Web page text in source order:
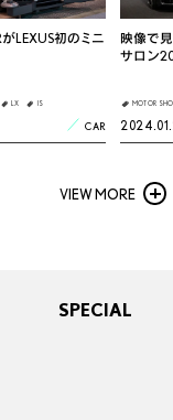
LEXUS初のミニ
LX IS
CAR
映像で
サロン
MOTOR
VIEW MORE
SPECIAL